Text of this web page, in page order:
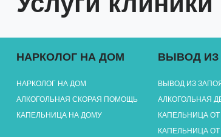
НАРКОЛОГ НА ДОМ
НАРКОЛОГ НА ДОМ
АЛКОГОЛЬНАЯ СКОРАЯ ПОМОЩЬ
КАПЕЛЬНИЦА НА ДОМУ
ВЫВОД ИЗ
ВЫВОД ИЗ
АЛКОГОЛЬНАЯ
КАПЕЛЬНИЦА
КАПЕЛЬНИЦА